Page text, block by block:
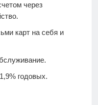
через
карт на себя и
годовых.